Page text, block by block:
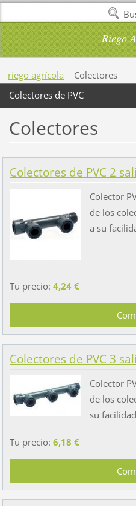
Riego
riego agrícola
Colectores
Colectores de PVC
Colectores
Colectores de PVC 2
Colector
de los
a su
Tu precio: 4,24 €
Colectores de PVC 3
Colector
de los
su
Tu precio: 6,18 €